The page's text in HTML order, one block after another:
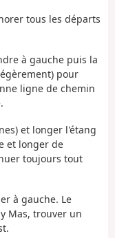
tous les départs
à gauche puis la
pour
ligne de chemin
et longer l'étang
et longer de
toujours tout
à gauche. Le
Mas, trouver un